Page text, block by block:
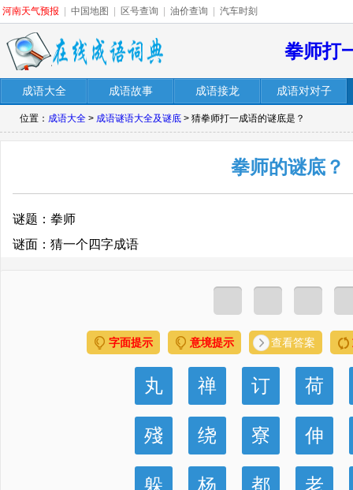
河南天气预报 中国地图 区号查询 油价查询 汽车时刻
拳师打
成语大全 成语故事 成语接龙 成语对对子
位置： 成语大全 > 成语谜语大全及谜底 > 猜拳师打一成语的谜底是？
拳师的谜底？
谜题：拳师
谜面：猜一个四字成语
字面提示 意境提示 查看答案
丸 禅 订 荷
殘 绕 寮 伸
躲 杨 都 老